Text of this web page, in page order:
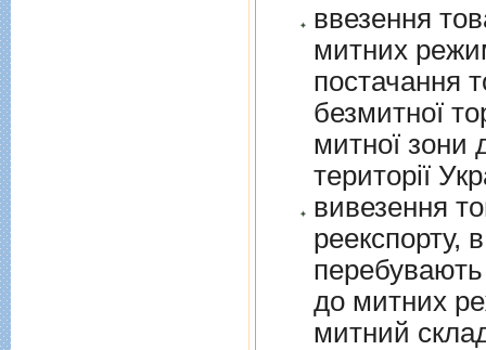
ввезення
митних
постачання
безмитної
митної зони для їх
території
вивезення
реекспорту,
перебувають у
до митних
митний